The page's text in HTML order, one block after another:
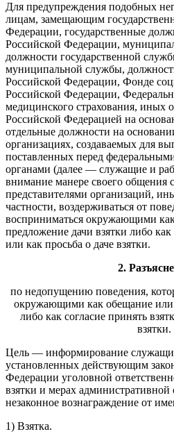
Для предупреждения подобных
лицам, замещающим
Федерации, государственные
Российской Федерации,
должности государственной
муниципальной службы,
Российской Федерации, Фонде
Российской Федерации,
медицинского страхования, иных
Российской Федерацией на
отдельные должности на
организациях, создаваемых для
поставленных перед
органами (далее — служащие и
внимание манере своего общения
представителями организаций,
частности, воздерживаться от
восприниматься окружающими
предложение дачи взятки либо как
или как просьба о даче взятки.
2.
по недопущению поведения,
окружающими как обещание или
либо как согласие принять
взятки.
Цель — информирование
установленных действующим
Федерации уголовной
взятки и мерах административной
незаконное вознаграждение от
1) Взятка.